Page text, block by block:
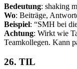
Bedeutung: shaking
Wo: Beiträge,
Beispiel: “SMH bei
Achtung: Wirkt wie
Teamkollegen. Kann
26. TIL